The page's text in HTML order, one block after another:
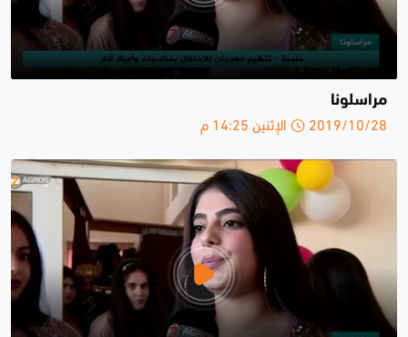
مراسلونا
2019/10/28 الإثنين 14:25 م